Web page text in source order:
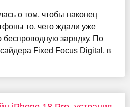
о том, чтобы наконец
то, чего ждали уже
зарядку. По
Fixed Focus Digital, в